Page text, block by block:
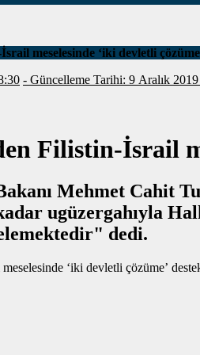
meselesinde ‘iki devletli
- Güncelleme Tarihi: 9 Aralık
Filistin-İsrail
Mehmet Cahit
dedi.